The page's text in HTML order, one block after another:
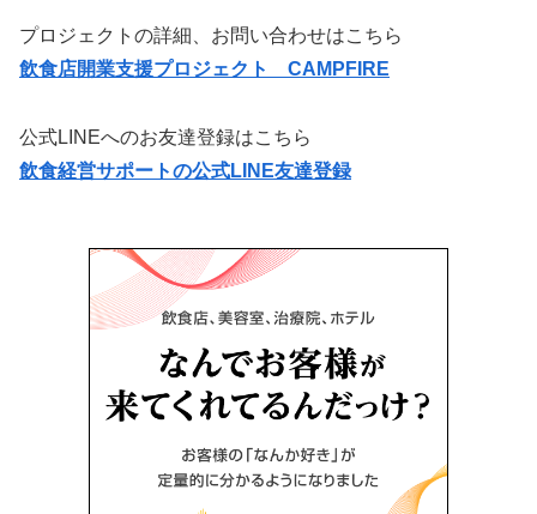
プロジェクトの詳細、お問い合わせはこちら
飲食店開業支援プロジェクト CAMPFIRE
公式LINEへのお友達登録はこちら
飲食経営サポートの公式LINE友達登録